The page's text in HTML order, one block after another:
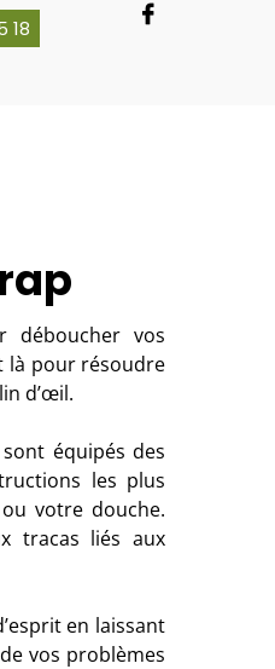
18
déboucher vos
là pour résoudre
d’œil.
sont équipés des
les plus
votre douche.
tracas liés aux
en laissant
vos problèmes